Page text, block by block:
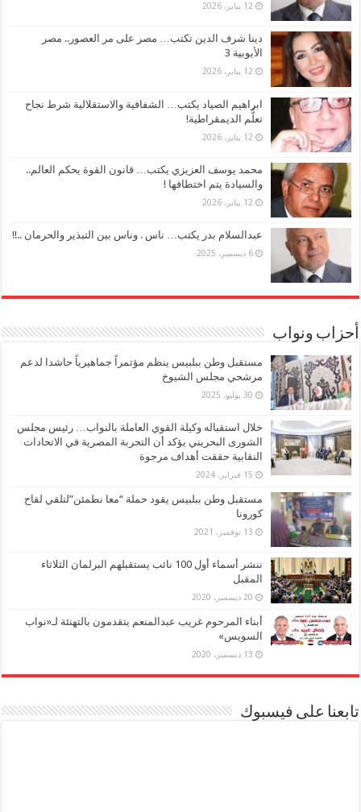
12 يناير، 2026
دينا شرف الدين تكتب… مصر على مر العصور.. مصر
الأيوبية 3
12 يناير، 2026
ابراهيم الصياد يكتب… الشفافية والاستقلالية شرط نجاح
تعلُّم الديمقراطية!
12 يناير، 2026
محمد يوسف العزيزي يكتب… قانون القوة يحكم العالم..
والسيادة يتم اختطافها !
12 يناير، 2026
عبدالسلام بدر يكتب… ناس . وناس بين التبذير والحرمان ..!!
6 ديسمبر، 2025
أحزاب ونواب
مستقبل وطن ببلبيس ينظم مؤتمراً جماهيرياً حاشدا لدعم
مرشحي مجلس الشيوخ
30 يوليو، 2025
خلال استقباله وكيلة القوي العاملة بالنواب… رئيس مجلس
الشورى البحريني يؤكد أن التجربة المصرية في الاتحادات
النقابية حققت أهداف مرجوة
15 فبراير، 2024
مستقبل وطن ببلبيس يقود حملة “معا نطمئن”لتلقي لقاح
كورونا
13 نوفمبر، 2021
ننشر أسماء أول 100 نائب يستقبلهم البرلمان الثلاثاء
المقبل
20 ديسمبر، 2020
أبناء المرحوم غريب عبدالمنعم يتقدمون بالتهنئة لـ«نواب
السويس»
13 ديسمبر، 2020
تابعنا على فيسبوك